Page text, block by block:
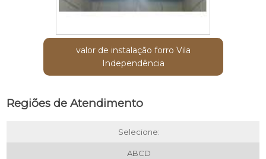
valor de instalação forro Vila
Independência
Regiões de Atendimento
Selecione:
ABCD